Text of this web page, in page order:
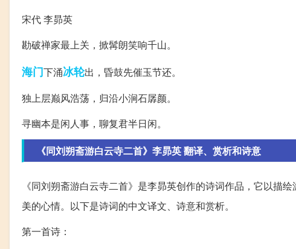
宋代 李昴英
勘破禅家最上关，掀髯朗笑响千山。
海门下涌冰轮出，昏鼓先催玉节还。
独上层巅风浩荡，归沿小涧石孱颜。
寻幽本是闲人事，聊复君半日闲。
《同刘朔斋游白云寺二首》李昴英 翻译、赏析和诗意
《同刘朔斋游白云寺二首》是李昴英创作的诗词作品，它以描
美的心情。以下是诗词的中文译文、诗意和赏析。
第一首诗：